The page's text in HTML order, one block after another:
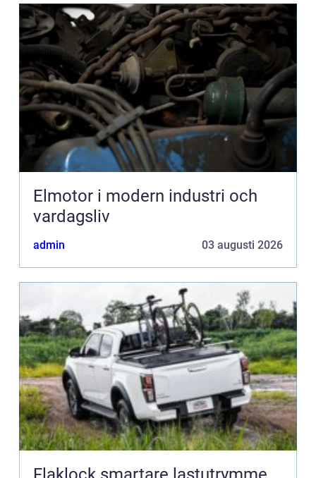
Elmotor i modern industri och
vardagsliv
admin 03 augusti 2026